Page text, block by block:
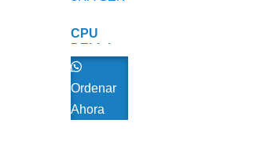
CPU
DELL I7
3RA GEN
Ordenar
Ahora